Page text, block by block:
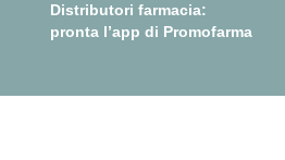
Distributori farmacia:
pronta l’app di Promofarma